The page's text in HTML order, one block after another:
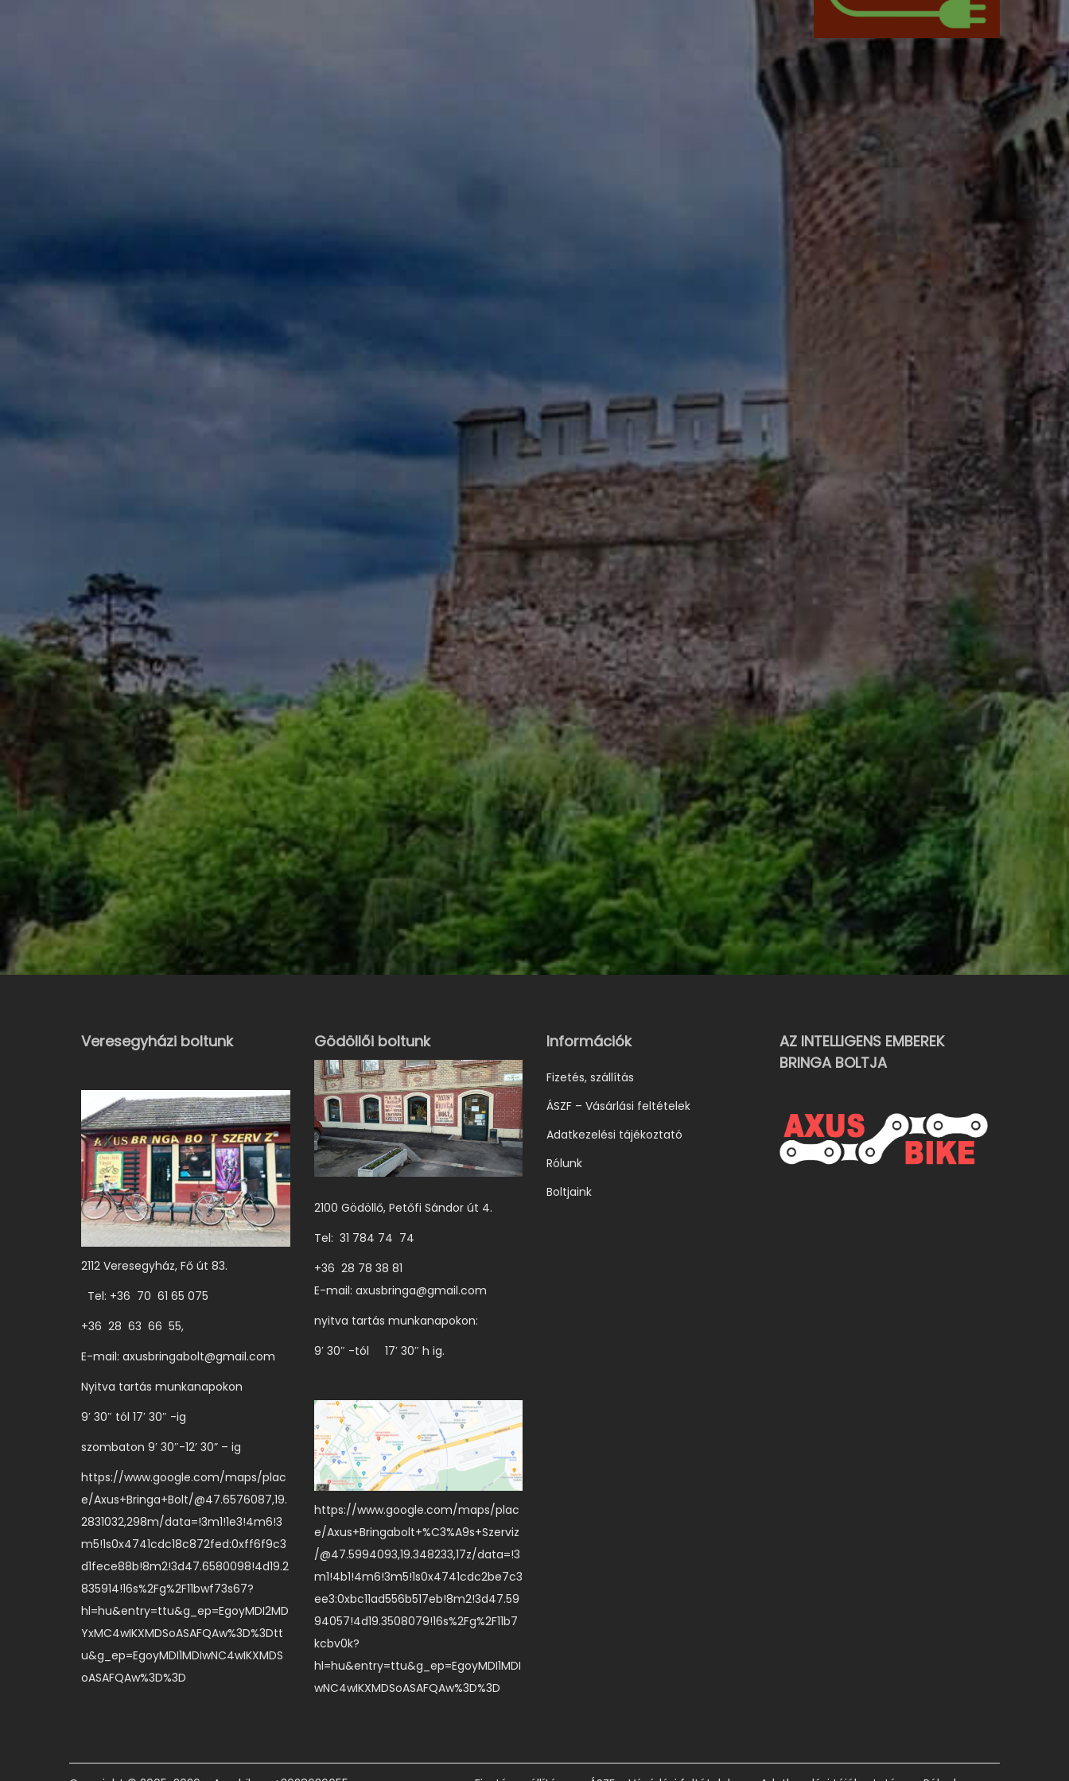
Veresegyházi boltunk
2112 Veresegyház, Fő út 83.
Tel: +36 70 61 65 075
+36 28 63 66 55,
E-mail: axusbringabolt@gmail.com
Nyitva tartás munkanapokon
9′ 30″ tól 17′ 30″ -ig
szombaton 9′ 30″-12’ 30” – ig
https://www.google.com/maps/plac
e/Axus+Bringa+Bolt/@47.6576087,19.
2831032,298m/data=!3m1!1e3!4m6!3
m5!1s0x4741cdc18c872fed:0xff6f9c3
d1fece88b!8m2!3d47.6580098!4d19.2
835914!16s%2Fg%2F11bwf73s67?
hl=hu&entry=ttu&g_ep=EgoyMDI2MD
YxMC4wIKXMDSoASAFQAw%3D%3Dtt
u&g_ep=EgoyMDI1MDIwNC4wIKXMDS
oASAFQAw%3D%3D
Gödöllői boltunk
2100 Gödöllő, Petőfi Sándor út 4.
Tel: 31 784 74 74
+36 28 78 38 81
E-mail: axusbringa@gmail.com
nyitva tartás munkanapokon:
9′ 30″ -tól 17′ 30″ h ig.
https://www.google.com/maps/plac
e/Axus+Bringabolt+%C3%A9s+Szerviz
/@47.5994093,19.348233,17z/data=!3
m1!4b1!4m6!3m5!1s0x4741cdc2be7c3
ee3:0xbc11ad556b517eb!8m2!3d47.59
94057!4d19.3508079!16s%2Fg%2F11b7
kcbv0k?
hl=hu&entry=ttu&g_ep=EgoyMDI1MDI
wNC4wIKXMDSoASAFQAw%3D%3D
Információk
Fizetés, szállítás
ÁSZF – Vásárlási feltételek
Adatkezelési tájékoztató
Rólunk
Boltjaink
AZ INTELLIGENS EMBEREK
BRINGA BOLTJA